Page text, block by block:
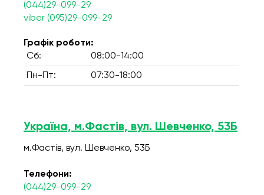
(044)29-099-29
viber (095)29-099-29
Графік роботи:
Сб:
08:00-14:00
Пн-Пт: 07:30-18:00
Україна, м.Фастів, вул. Шевченко, 53Б
м.Фастів, вул. Шевченко, 53Б
Телефони:
(044)29-099-29